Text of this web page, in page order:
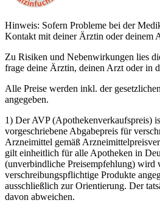
Hinweis: Sofern Probleme bei der
Kontakt mit deiner Ärztin oder deinem
Zu Risiken und Nebenwirkungen lies
frage deine Ärztin, deinen Arzt oder in
Alle Preise werden inkl. der
angegeben.
1) Der AVP (Apothekenverkaufspreis)
vorgeschriebene Abgabepreis für
Arzneimittel gemäß
gilt einheitlich für alle Apotheken in
(unverbindliche Preisempfehlung) wird
verschreibungspflichtige Produkte
ausschließlich zur Orientierung. Der
davon abweichen.